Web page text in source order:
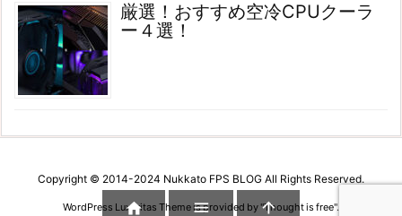
厳選！おすすめ空冷CPUクーラ
ー４選！
Copyright © 2014-2024 Nukkato FPS BLOG All Rights Reserved.
WordPress Luxeritas Theme is provided by "Thought is free".
  